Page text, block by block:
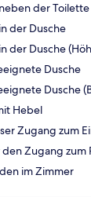
der
der Dusche
der Dusche
Dusche
Dusche
Hebel
Zugang zum
den Zugang zum
im Zimmer